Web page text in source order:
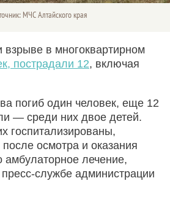
МЧС Алтайского края
в многоквартирном
пострадали 12, включая
погиб один человек, еще 12
— среди них двое детей.
госпитализированы,
осмотра и оказания
лечение,
администрации